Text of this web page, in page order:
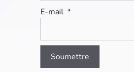
E-mail *